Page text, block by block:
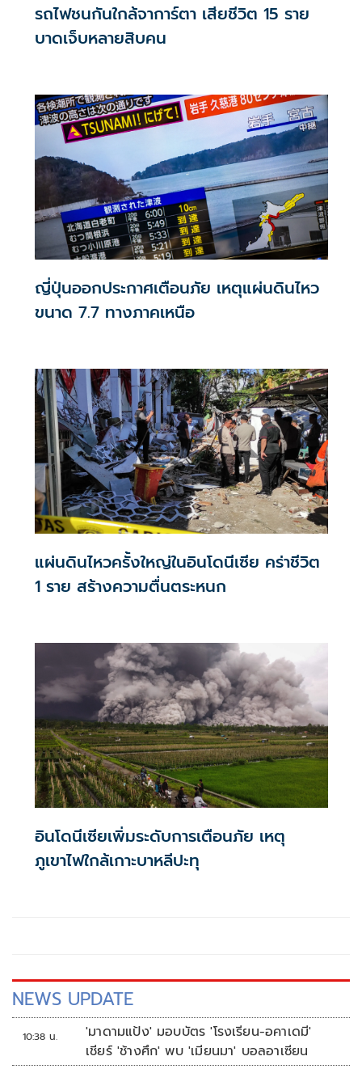
รถไฟชนกันใกล้จาการ์ตา เสียชีวิต 15 ราย
บาดเจ็บหลายสิบคน
ญี่ปุ่นออกประกาศเตือนภัย เหตุแผ่นดินไหว
ขนาด 7.7 ทางภาคเหนือ
แผ่นดินไหวครั้งใหญ่ในอินโดนีเซีย คร่าชีวิต
1 ราย สร้างความตื่นตระหนก
อินโดนีเซียเพิ่มระดับการเตือนภัย เหตุ
ภูเขาไฟใกล้เกาะบาหลีปะทุ
NEWS UPDATE
10:38 น.
'มาดามแป้ง' มอบบัตร 'โรงเรียน-อคาเดมี'
เชียร์ 'ช้างศึก' พบ 'เมียนมา' บอลอาเซียน